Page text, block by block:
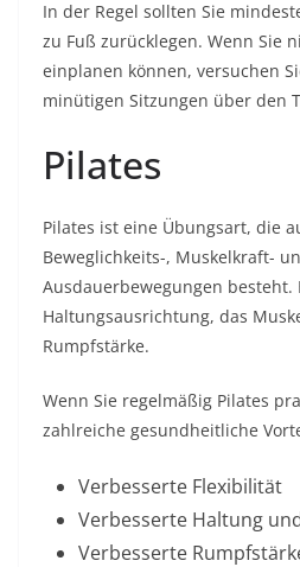
In der Regel sollten Sie
zu Fuß zurücklegen. Wenn Sie
einplanen können, versuchen
minütigen Sitzungen über den
Pilates
Pilates ist eine Übungsart, die
Beweglichkeits-, Muskelkraft-
Ausdauerbewegungen
Haltungsausrichtung, das
Rumpfstärke.
Wenn Sie regelmäßig Pilates
zahlreiche gesundheitliche
Verbesserte Flexibilität
Verbesserte Haltung
Verbesserte